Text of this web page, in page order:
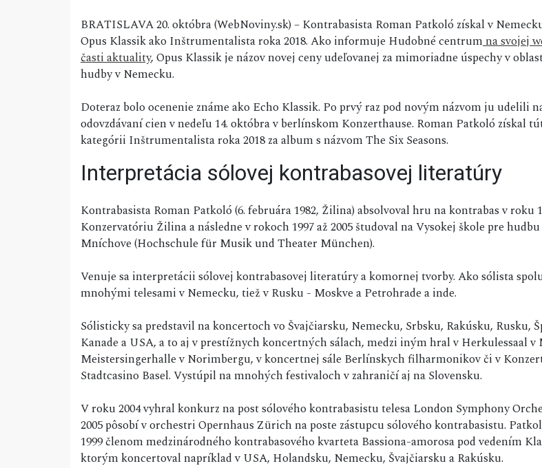
BRATISLAVA 20. októbra (WebNoviny.sk) – Kontrabasista Roman Patkoló získal v
Opus Klassik ako Inštrumentalista roka 2018. Ako informuje Hudobné centrumna svojej
časti aktuality, Opus Klassik je názov novej ceny udeľovanej za mimoriadne úspechy v
hudby v Nemecku.
Doteraz bolo ocenenie známe ako Echo Klassik. Po prvý raz pod novým názvom ju udelili
odovzdávaní cien v nedeľu 14. októbra v berlínskom Konzerthause. Roman Patkoló získal
kategórii Inštrumentalista roka 2018 za album s názvom The Six Seasons.
Interpretácia sólovej kontrabasovej literatúry
Kontrabasista Roman Patkoló (6. februára 1982, Žilina) absolvoval hru na kontrabas v roku
Konzervatóriu Žilina a následne v rokoch 1997 až 2005 študoval na Vysokej škole pre
Mníchove (Hochschule für Musik und Theater München).
Venuje sa interpretácii sólovej kontrabasovej literatúry a komornej tvorby. Ako sólista
mnohými telesami v Nemecku, tiež v Rusku - Moskve a Petrohrade a inde.
Sólisticky sa predstavil na koncertoch vo Švajčiarsku, Nemecku, Srbsku, Rakúsku, Rusku,
Kanade a USA, a to aj v prestížnych koncertných sálach, medzi iným hral v Herkulessaal v
Meistersingerhalle v Norimbergu, v koncertnej sále Berlínskych filharmonikov či v
Stadtcasino Basel. Vystúpil na mnohých festivaloch v zahraničí aj na Slovensku.
V roku 2004 vyhral konkurz na post sólového kontrabasistu telesa London Symphony
2005 pôsobí v orchestri Opernhaus Zürich na poste zástupcu sólového kontrabasistu.
1999 členom medzinárodného kontrabasového kvarteta Bassiona-amorosa pod vedením
ktorým koncertoval napríklad v USA, Holandsku, Nemecku, Švajčiarsku a Rakúsku.